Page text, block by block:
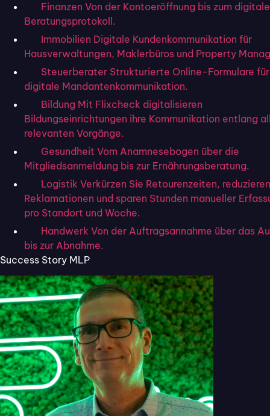
Finanzen Von der Kontoeröffnung bis zum
Beratungsprotokoll.
Immobilien Digitale Kundenkommunikation für
Hausverwaltungen, Maklerbüros und Property
Steuerberater Strukturierte Online-Formulare
digitale Mandantenkommunikation.
Bildung Mit Flixcheck digitalisieren
Bildungseinrichtungen ihre Kommunikation entlang
relevanten Vorgänge.
Gesundheit Vom Anamnesebogen über die
Mitgliedsanmeldung bis zur Ernährungsberatung.
Logistik Verkürzen Sie Retourenzeiten, reduzieren
Reklamationen und sparen Stunden manueller
pro Standort und Woche.
Handwerk Von der Auftragsannahme über das
bis zur Abnahme.
Success Story MLP
mit der Zufriedenheit Ihrer Kund:innen
Die digitale Lösung von Flixcheck macht es
Ihnen leicht, Ihre Kundenzufriedenheit zu
verbessern. Optimieren Sie Ihre Prozesse,
vereinfachen Sie die Kommunikation und
steigern Sie die Produktivität Ihrer Abläufe –
alles DSGVO-konform und ohne technischen
Aufwand. Probieren Sie Flixcheck30 Tage
kostenlosaus und erleben Sie selbst, wie
einfach Kundenkommunikation sein kann!
Inhaltsverzeichnis
Online
Formulare
unkompliziert
digitalisieren
mit Flixcheck.
30 Tage kostenlos
Jetzt starten